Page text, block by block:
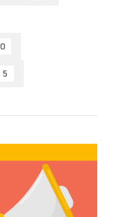
5